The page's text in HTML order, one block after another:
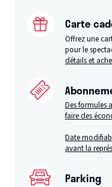
Carte
Offrez une
pour le
détails et
Des formules
faire des
Date
avant la
Parking